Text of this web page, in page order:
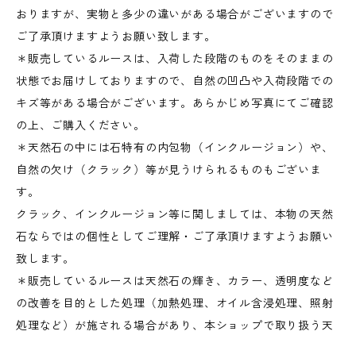
おりますが、実物と多少の違いがある場合がございますので
ご了承頂けますようお願い致します。
＊販売しているルースは、入荷した段階のものをそのままの
状態でお届けしておりますので、自然の凹凸や入荷段階での
キズ等がある場合がございます。あらかじめ写真にてご確認
の上、ご購入ください。
＊天然石の中には石特有の内包物（インクルージョン）や、
自然の欠け（クラック）等が見うけられるものもございま
す。
クラック、インクルージョン等に関しましては、本物の天然
石ならではの個性としてご理解・ご了承頂けますようお願い
致します。
＊販売しているルースは天然石の輝き、カラー、透明度など
の改善を目的とした処理（加熱処理、オイル含浸処理、照射
処理など）が施される場合があり、本ショップで取り扱う天